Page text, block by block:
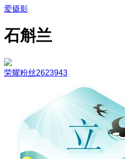
爱摄影
石斛兰
荣耀粉丝2623943